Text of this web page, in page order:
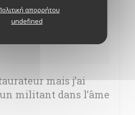
απορρήτου
undefined
mais j’ai
militant dans l’âme